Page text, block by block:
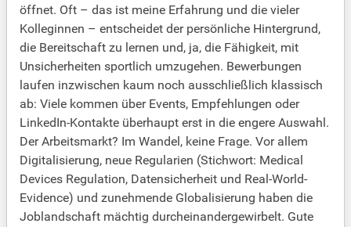
öffnet. Oft – das ist meine Erfahrung und die vieler
Kolleginnen – entscheidet der persönliche Hintergrund,
die Bereitschaft zu lernen und, ja, die Fähigkeit, mit
Unsicherheiten sportlich umzugehen. Bewerbungen
laufen inzwischen kaum noch ausschließlich klassisch
ab: Viele kommen über Events, Empfehlungen oder
LinkedIn-Kontakte überhaupt erst in die engere Auswahl.
Der Arbeitsmarkt? Im Wandel, keine Frage. Vor allem
Digitalisierung, neue Regularien (Stichwort: Medical
Devices Regulation, Datensicherheit und Real-World-
Evidence) und zunehmende Globalisierung haben die
Joblandschaft mächtig durcheinandergewirbelt. Gute